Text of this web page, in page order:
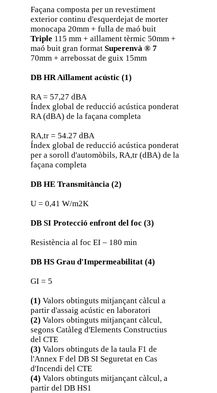
Façana composta per un revestiment
exterior continu d'esquerdejat de morter
monocapa 20mm + fulla de maó buit
Triple 115 mm + aïllament tèrmic 50mm +
maó buit gran format Superenvà ® 7
70mm + arrebossat de guix 15mm
DB HR Aïllament acústic (1)
RA = 57,27 dBA
Índex global de reducció acústica ponderat
RA (dBA) de la façana completa
RA,tr = 54.27 dBA
Índex global de reducció acústica ponderat
per a soroll d'automòbils, RA,tr (dBA) de la
façana completa
DB HE Transmitància (2)
U = 0,41 W/m2K
DB SI Protecció enfront del foc (3)
Resistència al foc EI – 180 min
DB HS Grau d'Impermeabilitat (4)
GI = 5
(1) Valors obtinguts mitjançant càlcul a
partir d'assaig acústic en laboratori
(2) Valors obtinguts mitjançant càlcul,
segons Catàleg d'Elements Constructius
del CTE
(3) Valors obtinguts de la taula F1 de
l'Annex F del DB SI Seguretat en Cas
d'Incendi del CTE
(4) Valors obtinguts mitjançant càlcul, a
partir del DB HS1